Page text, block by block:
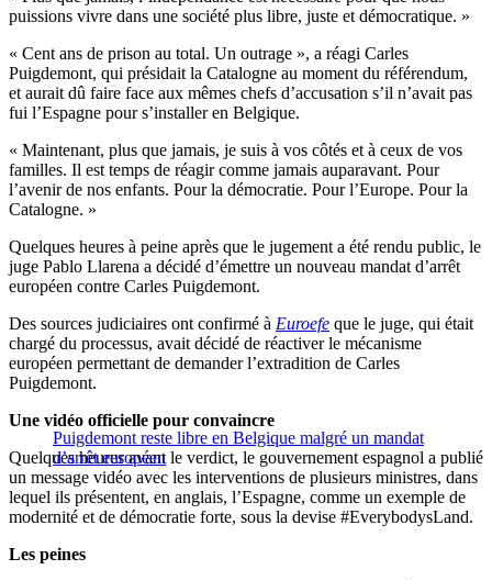
puissions vivre dans une société plus libre, juste et démocratique. »
« Cent ans de prison au total. Un outrage », a réagi Carles
Puigdemont, qui présidait la Catalogne au moment du référendum,
et aurait dû faire face aux mêmes chefs d’accusation s’il n’avait pas
fui l’Espagne pour s’installer en Belgique.
« Maintenant, plus que jamais, je suis à vos côtés et à ceux de vos
familles. Il est temps de réagir comme jamais auparavant. Pour
l’avenir de nos enfants. Pour la démocratie. Pour l’Europe. Pour la
Catalogne. »
Quelques heures à peine après que le jugement a été rendu public, le
juge Pablo Llarena a décidé d’émettre un nouveau mandat d’arrêt
européen contre Carles Puigdemont.
Des sources judiciaires ont confirmé à Euroefe que le juge, qui était
chargé du processus, avait décidé de réactiver le mécanisme
européen permettant de demander l’extradition de Carles
Puigdemont.
Puigdemont reste libre en Belgique malgré un mandat
d’arrêt européen
Une vidéo officielle pour convaincre
Quelques heures avant le verdict, le gouvernement espagnol a publié
un message vidéo avec les interventions de plusieurs ministres, dans
lequel ils présentent, en anglais, l’Espagne, comme un exemple de
modernité et de démocratie forte, sous la devise #EverybodysLand.
Les peines